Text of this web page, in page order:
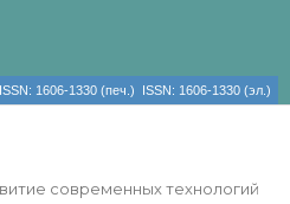
ISSN: 1606-1330 (печ.) ISSN: 1606-1330 (эл.)
современных технологий